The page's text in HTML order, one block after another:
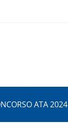
ATA 2024